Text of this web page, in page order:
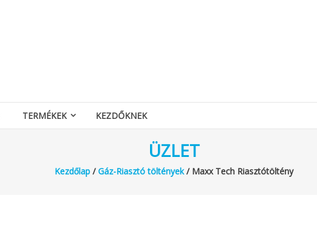
TERMÉKEK KEZDŐKNEK
ÜZLET
Kezdőlap/Gáz-Riasztó töltények/ Maxx Tech Riasztótöltény